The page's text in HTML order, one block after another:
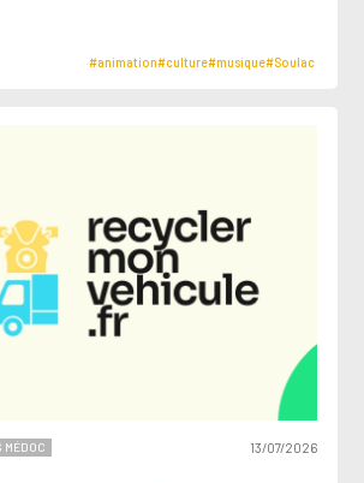
#animation#culture#musique#Soulac
MÉDOC 13/07/2026